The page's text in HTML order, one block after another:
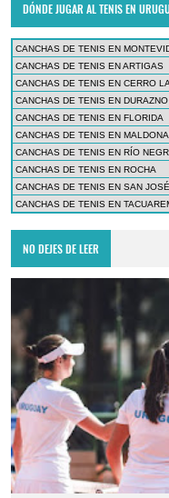
DÓNDE JUGAR AL TENIS EN
CANCHAS DE TENIS EN
CANCHAS DE TENIS EN ARTIGAS
CANCHAS DE TENIS EN CERRO
CANCHAS DE TENIS EN DURAZNO
CANCHAS DE TENIS EN FLORIDA
CANCHAS DE TENIS EN
CANCHAS DE TENIS EN RÍO
CANCHAS DE TENIS EN ROCHA
CANCHAS DE TENIS EN SAN JOSÉ
CANCHAS DE TENIS EN
NO DEJES DE LEER